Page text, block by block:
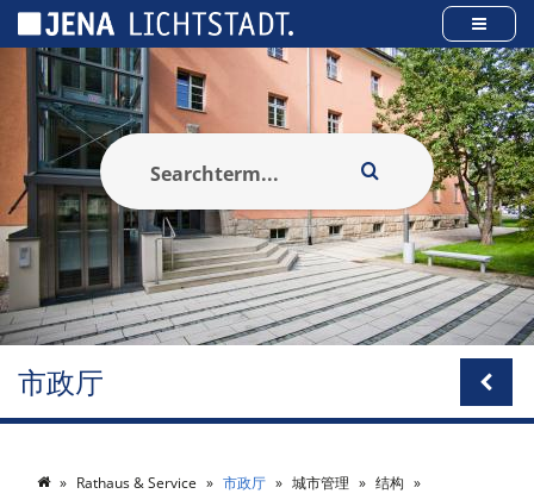
市政厅
Rathaus & Service 市政厅 城市管理
结构
Cookies management panel